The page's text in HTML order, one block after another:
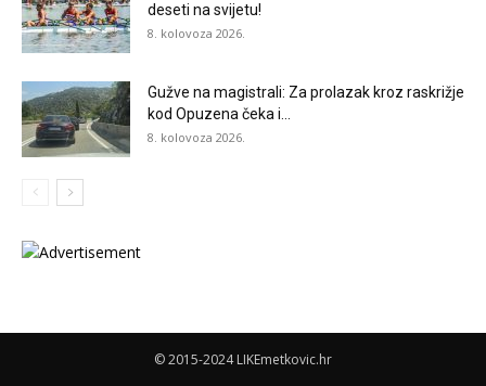
deseti na svijetu!
8. kolovoza 2026.
Gužve na magistrali: Za prolazak kroz raskrižje
kod Opuzena čeka i...
8. kolovoza 2026.
© 2015-2024 LIKEmetkovic.hr